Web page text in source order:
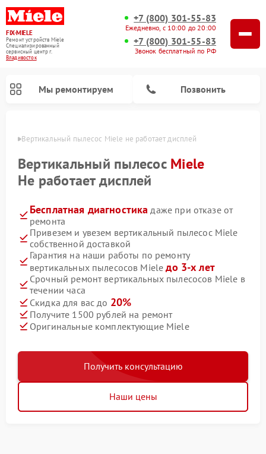
FIX-MIELE
Ремонт устройств Miele
Специализированный
cервисный центр г.
Владивосток
+7 (800) 301-55-83
Ежедневно, с 10:00 до 20:00
+7 (800) 301-55-83
Звонок бесплатный по РФ
Мы ремонтируем Позвонить
Вертикальный пылесос Miele не работает дисплей
Вертикальный пылесос Miele
Не работает дисплей
Бесплатная диагностика даже при отказе от
ремонта
Привезем и увезем вертикальный пылесос Miele
собственной доставкой
Гарантия на наши работы по ремонту
вертикальных пылесосов Mieleдо 3-х лет
Срочный ремонт вертикальных пылесосов Miele в
течении часа
Скидка для вас до 20%
Получите 1500 рублей на ремонт
Оригинальные комплектующие Miele
Получить консультацию
Наши цены